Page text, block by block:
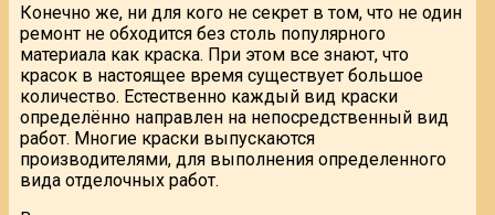
Конечно же, ни для кого не секрет в том, что не один
ремонт не обходится без столь популярного
материала как краска. При этом все знают, что
красок в настоящее время существует большое
количество. Естественно каждый вид краски
определённо направлен на непосредственный вид
работ. Многие краски выпускаются
производителями, для выполнения определенного
вида отделочных работ.